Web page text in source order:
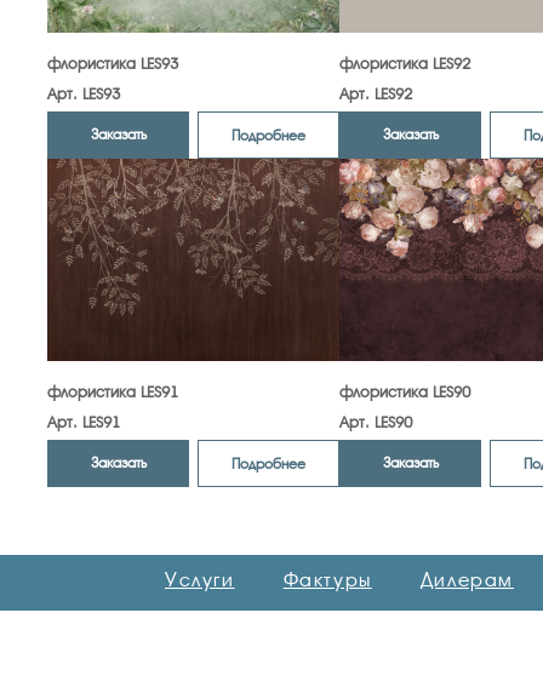
флористика LES93
Арт. LES93
Заказать Подробнее
флористика LES92
Арт. LES92
Заказать
флористика LES91
Арт. LES91
Заказать Подробнее
флористика LES90
Арт. LES90
Заказать
Услуги Фактуры Дилерам